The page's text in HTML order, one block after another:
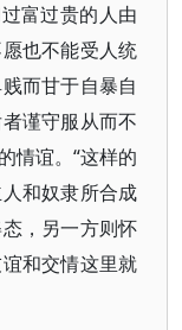
富过贵的人由
也不能受人统
而甘于自暴自
谨守服从而不
情谊。“这样的
和奴隶所合成
，另一方则怀
和交情这里就